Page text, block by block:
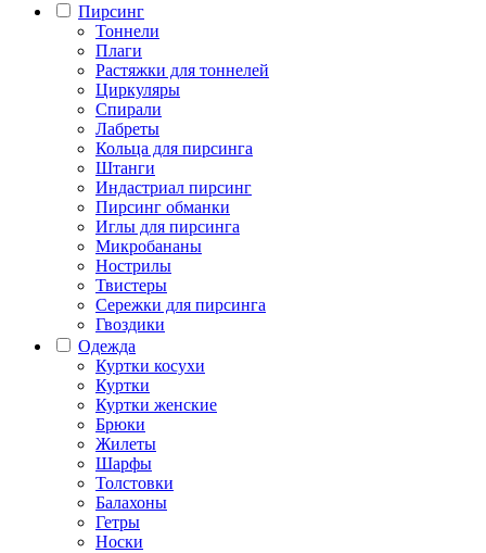
Пирсинг
Тоннели
Плаги
Растяжки для тоннелей
Циркуляры
Спирали
Лабреты
Кольца для пирсинга
Штанги
Индастриал пирсинг
Пирсинг обманки
Иглы для пирсинга
Микробананы
Нострилы
Твистеры
Сережки для пирсинга
Гвоздики
Одежда
Куртки косухи
Куртки
Куртки женские
Брюки
Жилеты
Шарфы
Толстовки
Балахоны
Гетры
Носки